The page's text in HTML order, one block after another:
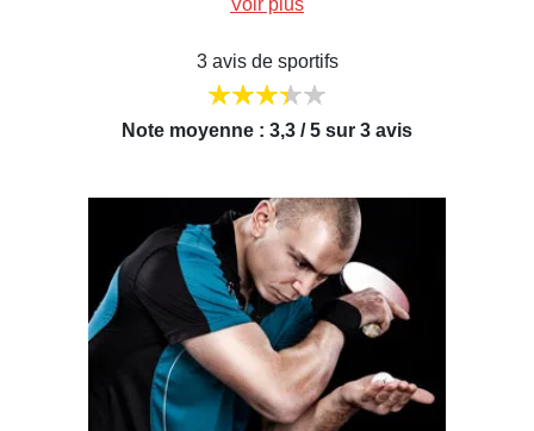
3 avis de sportifs
Note moyenne : 3,3 / 5 sur 3 avis